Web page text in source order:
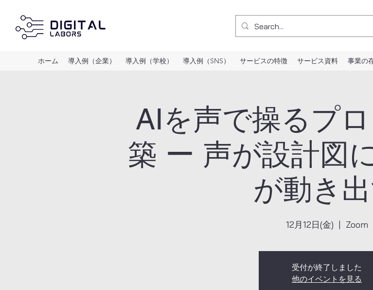
ホーム 導入例（企業） 導入例（学校） 導入例（SNS） サービスの特徴 サービス資料 事業の
AIを声で操るプ
築 ー 声が設計図
が動き
12月12日(金)
  |
Zoom
受付が終了しました
他のイベントを見る